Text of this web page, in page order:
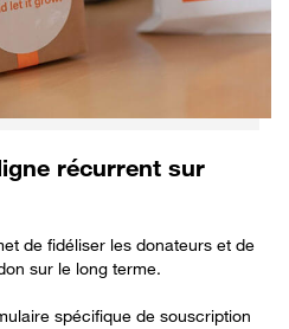
récurrent sur
de fidéliser les donateurs et de
sur le long terme.
spécifique de souscription